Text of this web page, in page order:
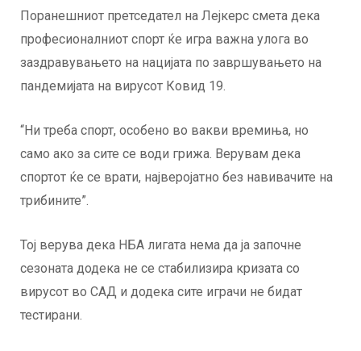
Поранешниот претседател на Лејкерс смета дека
професионалниот спорт ќе игра важна улога во
заздравувањето на нацијата по завршувањето на
пандемијата на вирусот Ковид 19.
“Ни треба спорт, особено во вакви времиња, но
само ако за сите се води грижа. Верувам дека
спортот ќе се врати, најверојатно без навивачите на
трибините”.
Тој верува дека НБА лигата нема да ја започне
сезоната додека не се стабилизира кризата со
вирусот во САД и додека сите играчи не бидат
тестирани.